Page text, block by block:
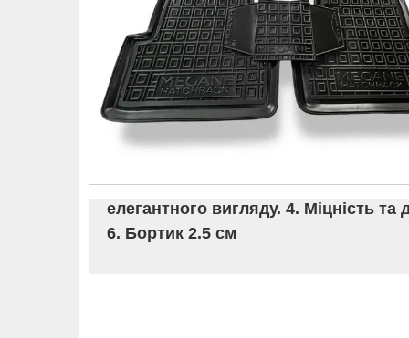
елегантного вигляду. 4. Міцність та
6. Бортик 2.5 см